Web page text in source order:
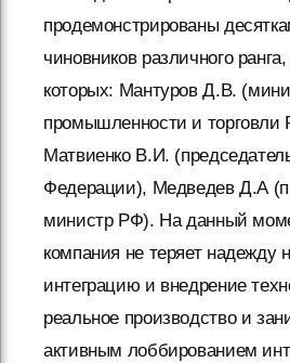
продемонстрированы
чиновников различного
которых: Мантуров Д.В.
промышленности и торговли
Матвиенко В.И.
Федерации), Медведев Д.А
министр РФ). На данный
компания не теряет надежду
интеграцию и внедрение
реальное производство и
активным лоббированием